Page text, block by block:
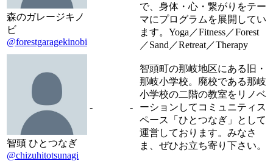
森のガレージキノ
ビ
@forestgaragekinobi
で、身体・心・繋がりをテー
マにプログラムを展開してい
ます。Yoga／Fitness／Forest
／Sand／Retreat／Therapy
智頭 ひとつなぎ
@chizuhitotsunagi
- -
智頭町の那岐地区にある旧・
那岐小学校。廃校である那岐
小学校の二階の教室をリノベ
ーションしてコミュニティス
ペース「ひとつなぎ」として
運営しております。みなさ
ま、ぜひお立ち寄り下さい。